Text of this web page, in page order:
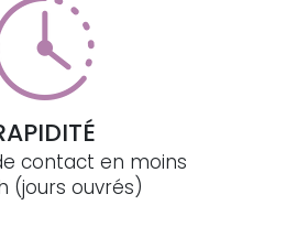
contact en moins
(jours ouvrés)